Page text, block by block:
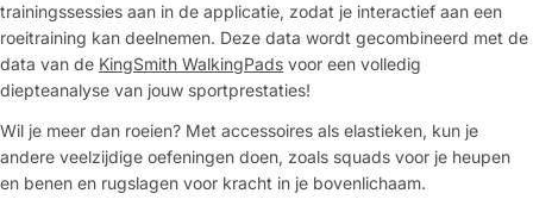
trainingssessies aan in de applicatie, zodat je interactief aan een
roeitraining kan deelnemen. Deze data wordt gecombineerd met de
data van de KingSmith WalkingPads voor een volledig
diepteanalyse van jouw sportprestaties!
Wil je meer dan roeien? Met accessoires als elastieken, kun je
andere veelzijdige oefeningen doen, zoals squads voor je heupen
en benen en rugslagen voor kracht in je bovenlichaam.